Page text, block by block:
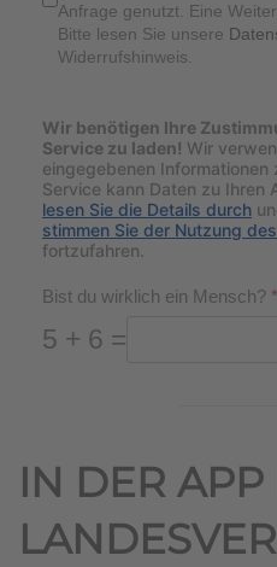
Anfrage genutzt. Eine
Bitte lesen Sie unsere
Widerrufshinweis.
Wir benötigen Ihre
Service zu laden! Wir
eingegebenen Informationen
Service kann Daten zu Ihren
lesen Sie die Details durch
stimmen Sie der Nutzung
fortzufahren.
Bist du wirklich ein Mensch? *
5 + 6 =
IN DER APP